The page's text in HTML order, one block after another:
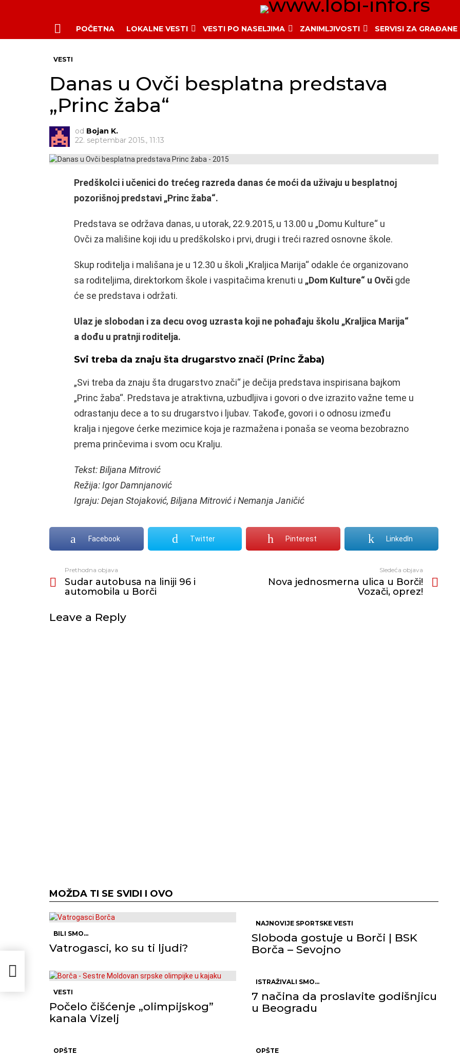
Menu
POČETNA LOKALNE VESTI VESTI PO NASELJIMA ZANIMLJIVOSTI SERVISI ZA GRAĐANE
VESTI
Danas u Ovči besplatna predstava
„Princ žaba“
od Bojan K.
22. septembar 2015., 11:13
Predškolci i učenici do trećeg razreda danas će moći da uživaju u besplatnoj
pozorišnoj predstavi „Princ žaba“.
Predstava se održava danas, u utorak, 22.9.2015, u 13.00 u „Domu Kulture“ u
Ovči za mališine koji idu u predškolsko i prvi, drugi i treći razred osnovne škole.
Skup roditelja i mališana je u 12.30 u školi „Kraljica Marija“ odakle će organizovano
sa roditeljima, direktorkom škole i vaspitačima krenuti u „Dom Kulture“ u Ovči gde
će se predstava i održati.
Ulaz je slobodan i za decu ovog uzrasta koji ne pohađaju školu „Kraljica Marija“
a dođu u pratnji roditelja.
Svi treba da znaju šta drugarstvo znači (Princ Žaba)
„Svi treba da znaju šta drugarstvo znači“ je dečija predstava inspirisana bajkom
„Princ žaba“. Predstava je atraktivna, uzbudljiva i govori o dve izrazito važne teme u
odrastanju dece a to su drugarstvo i ljubav. Takođe, govori i o odnosu između
kralja i njegove ćerke mezimice koja je razmažena i ponaša se veoma bezobrazno
prema prinčevima i svom ocu Kralju.
Tekst: Biljana Mitrović
Režija: Igor Damnjanović
Igraju: Dejan Stojaković, Biljana Mitrović i Nemanja Janičić
Facebook Twitter Pinterest LinkedIn
još
Prethodna objava
Sudar autobusa na liniji 96 i
automobila u Borči
Sledeća objava
Nova jednosmerna ulica u Borči!
Vozači, oprez!
Leave a Reply
MOŽDA TI SE SVIDI I OVO
BILI SMO...
Vatrogasci, ko su ti ljudi?
NAJNOVIJE SPORTSKE VESTI
Sloboda gostuje u Borči | BSK
Borča – Sevojno
VESTI
Počelo čišćenje „olimpijskog”
kanala Vizelj
ISTRAŽIVALI SMO...
7 načina da proslavite godišnjicu
u Beogradu
OPŠTE OPŠTE